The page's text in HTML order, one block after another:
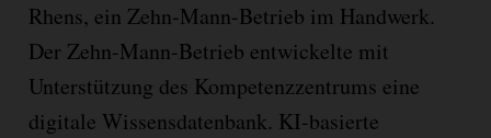
Rhens, ein Zehn-Mann-Betrieb im Handwerk.
Der Zehn-Mann-Betrieb entwickelte mit
Unterstützung des Kompetenzzentrums eine
digitale Wissensdatenbank. KI-basierte